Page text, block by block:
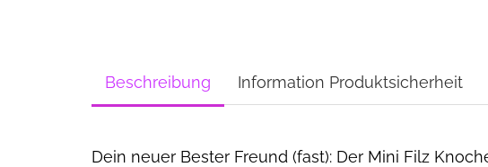
Beschreibung Information Produktsicherheit
Dein neuer Bester Freund (fast): Der Mini Filz